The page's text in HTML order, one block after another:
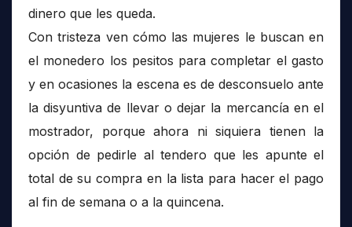
dinero que les queda.
Con tristeza ven cómo las mujeres le buscan en
el monedero los pesitos para completar el gasto
y en ocasiones la escena es de desconsuelo ante
la disyuntiva de llevar o dejar la mercancía en el
mostrador, porque ahora ni siquiera tienen la
opción de pedirle al tendero que les apunte el
total de su compra en la lista para hacer el pago
al fin de semana o a la quincena.